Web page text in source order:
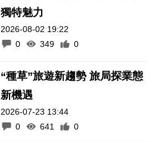
獨特魅力
2026-08-02 19:22
0
349 0
“種草”旅遊新趨勢 旅局探業態
新機遇
2026-07-23 13:44
0
641 0